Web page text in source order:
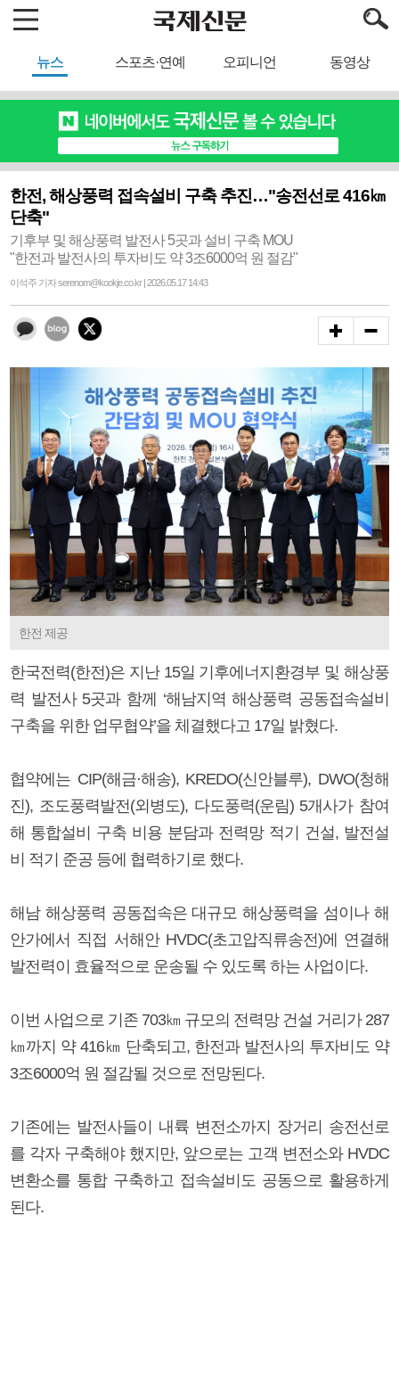
뉴스 스포츠·연예 오피니언 동영상
한전, 해상풍력 접속설비 구축 추진…"송전선로 416㎞
단축"
기후부 및 해상풍력 발전사 5곳과 설비 구축 MOU
"한전과 발전사의 투자비도 약 3조6000억 원 절감"
이석주 기자 serenom@kookje.co.kr | 2026.05.17 14:43
한전 제공
한국전력(한전)은 지난 15일 기후에너지환경부 및 해상풍
력 발전사 5곳과 함께 ‘해남지역 해상풍력 공동접속설비
구축을 위한 업무협약’을 체결했다고 17일 밝혔다.
협약에는 CIP(해금·해송), KREDO(신안블루), DWO(청해
진), 조도풍력발전(외병도), 다도풍력(운림) 5개사가 참여
해 통합설비 구축 비용 분담과 전력망 적기 건설, 발전설
비 적기 준공 등에 협력하기로 했다.
해남 해상풍력 공동접속은 대규모 해상풍력을 섬이나 해
안가에서 직접 서해안 HVDC(초고압직류송전)에 연결해
발전력이 효율적으로 운송될 수 있도록 하는 사업이다.
이번 사업으로 기존 703㎞ 규모의 전력망 건설 거리가 287
㎞까지 약 416㎞ 단축되고, 한전과 발전사의 투자비도 약
3조6000억 원 절감될 것으로 전망된다.
기존에는 발전사들이 내륙 변전소까지 장거리 송전선로
를 각자 구축해야 했지만, 앞으로는 고객 변전소와 HVDC
변환소를 통합 구축하고 접속설비도 공동으로 활용하게
된다.